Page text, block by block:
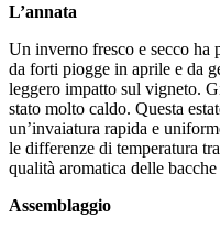
L’annata
Un inverno fresco e secco ha
da forti piogge in aprile e da
leggero impatto sul vigneto.
stato molto caldo. Questa
un’invaiatura rapida e
le differenze di temperatura
qualità aromatica delle
Assemblaggio